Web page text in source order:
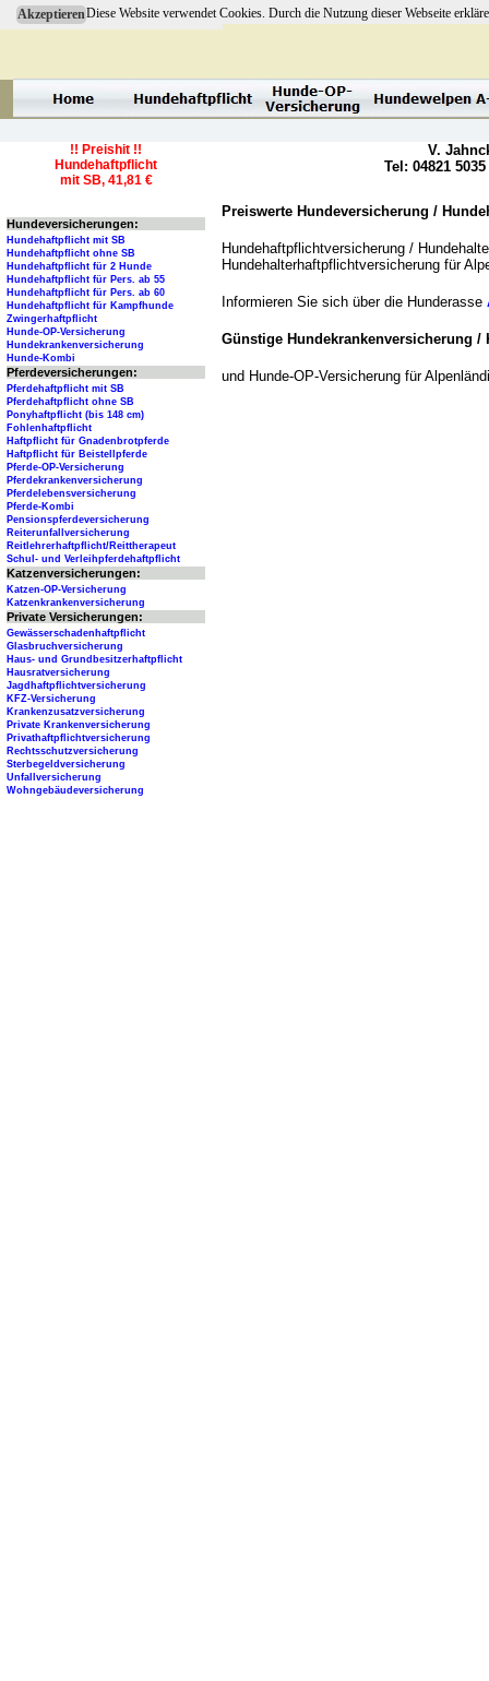
AkzeptierenDiese Website verwendet Cookies. Durch die Nutzung dieser Webseite
Preiswerte Hundeversicherung /
Hundehaftpflichtversicherung /
Hundehalterhaftpflichtversicherung für
Informieren Sie sich über die Hunderasse
Günstige Hundekrankenversicherung
und Hunde-OP-Versicherung für
V.
Tel: 04821
!! Preishit !!
Hundehaftpflicht
mit SB, 41,81 €
Hundeversicherungen:
Hundehaftpflicht mit SB
Hundehaftpflicht ohne SB
Hundehaftpflicht für 2 Hunde
Hundehaftpflicht für Pers. ab 55
Hundehaftpflicht für Pers. ab 60
Hundehaftpflicht für Kampfhunde
Zwingerhaftpflicht
Hunde-OP-Versicherung
Hundekrankenversicherung
Hunde-Kombi
Pferdeversicherungen:
Pferdehaftpflicht mit SB
Pferdehaftpflicht ohne SB
Ponyhaftpflicht (bis 148 cm)
Fohlenhaftpflicht
Haftpflicht für Gnadenbrotpferde
Haftpflicht für Beistellpferde
Pferde-OP-Versicherung
Pferdekrankenversicherung
Pferdelebensversicherung
Pferde-Kombi
Pensionspferdeversicherung
Reiterunfallversicherung
Reitlehrerhaftpflicht/Reittherapeut
Schul- und Verleihpferdehaftpflicht
Katzenversicherungen:
Katzen-OP-Versicherung
Katzenkrankenversicherung
Private Versicherungen:
Gewässerschadenhaftpflicht
Glasbruchversicherung
Haus- und Grundbesitzerhaftpflicht
Hausratversicherung
Jagdhaftpflichtversicherung
KFZ-Versicherung
Krankenzusatzversicherung
Private Krankenversicherung
Privathaftpflichtversicherung
Rechtsschutzversicherung
Sterbegeldversicherung
Unfallversicherung
Wohngebäudeversicherung